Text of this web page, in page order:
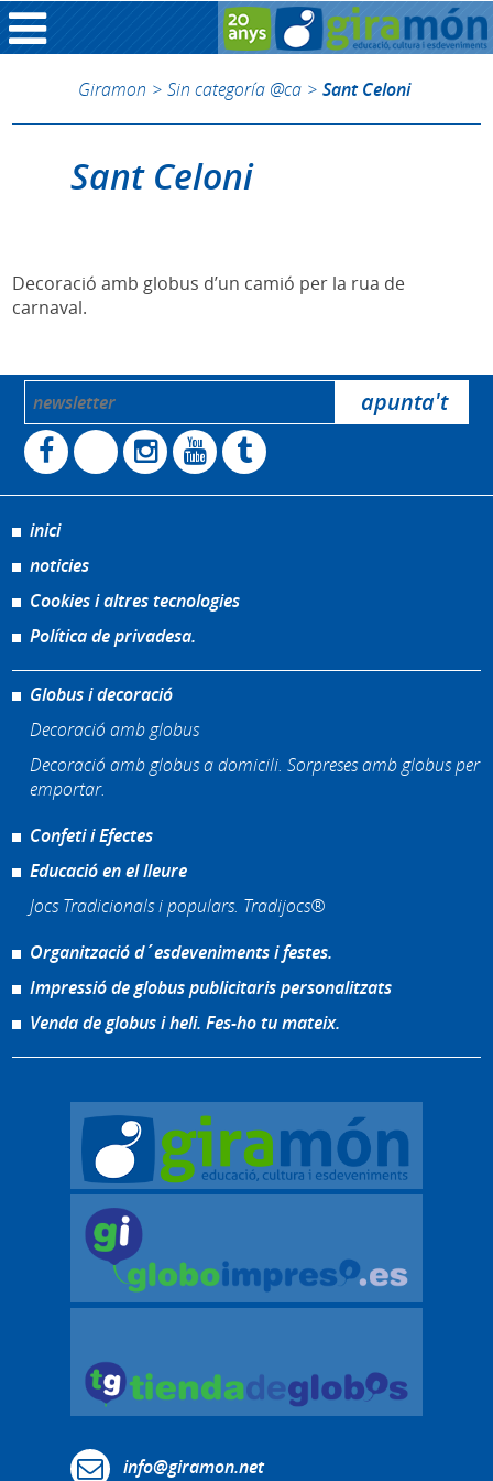
Giramon > Sin categoría @ca > Sant Celoni
Sant Celoni
Decoració amb globus d’un camió per la rua de
carnaval.
inici
noticies
Cookies i altres tecnologies
Política de privadesa.
Globus i decoració
Decoració amb globus
Decoració amb globus a domicili. Sorpreses amb globus per
emportar.
Confeti i Efectes
Educació en el lleure
Jocs Tradicionals i populars. Tradijocs®
Organització d´esdeveniments i festes.
Impressió de globus publicitaris personalitzats
Venda de globus i heli. Fes-ho tu mateix.
info@giramon.net